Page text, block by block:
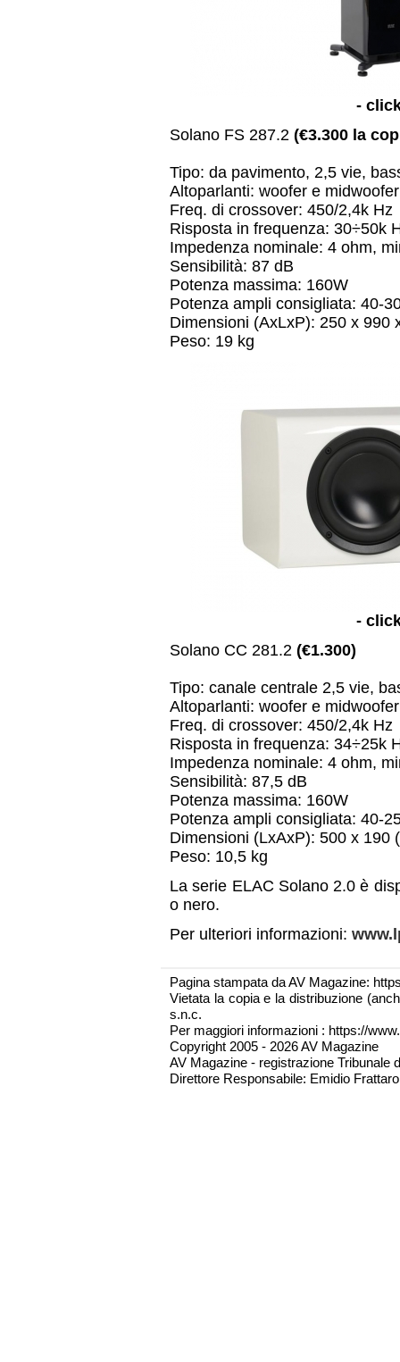
-
Solano FS 287.2 (€3.300 la
Tipo: da pavimento, 2,5 vie,
Altoparlanti: woofer e
Freq. di crossover: 450/2,4k Hz
Risposta in frequenza: 30÷50k
Impedenza nominale: 4 ohm,
Sensibilità: 87 dB
Potenza massima: 160W
Potenza ampli consigliata: 40-
Dimensioni (AxLxP): 250 x 990
Peso: 19 kg
-
Solano CC 281.2 (€1.300)
Tipo: canale centrale 2,5 vie,
Altoparlanti: woofer e
Freq. di crossover: 450/2,4k Hz
Risposta in frequenza: 34÷25k
Impedenza nominale: 4 ohm,
Sensibilità: 87,5 dB
Potenza massima: 160W
Potenza ampli consigliata: 40-
Dimensioni (LxAxP): 500 x 190
Peso: 10,5 kg
La serie ELAC Solano 2.0 è
o nero.
Per ulteriori informazioni:
Pagina stampata da AV Magazine:
Vietata la copia e la distribuzione
s.n.c.
Per maggiori informazioni : https://
Copyright 2005 - 2026 AV Magazine
AV Magazine - registrazione Tribunale
Direttore Responsabile: Emidio